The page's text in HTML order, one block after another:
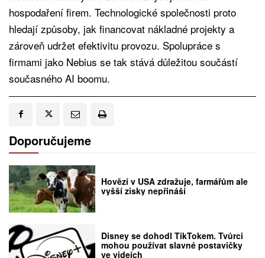
hospodaření firem. Technologické společnosti proto
hledají způsoby, jak financovat nákladné projekty a
zároveň udržet efektivitu provozu. Spolupráce s
firmami jako Nebius se tak stává důležitou součástí
současného AI boomu.
Doporučujeme
Hovězí v USA zdražuje, farmářům ale
vyšší zisky nepřináší
Disney se dohodl TikTokem. Tvůrci
mohou používat slavné postavičky
ve videích